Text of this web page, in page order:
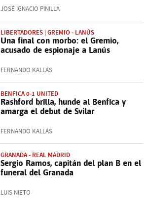
JOSÉ IGNACIO PINILLA
LIBERTADORES | GREMIO - LANÚS
Una final con morbo: el Gremio,
acusado de espionaje a Lanús
FERNANDO KALLÁS
BENFICA 0-1 UNITED
Rashford brilla, hunde al Benfica y
amarga el debut de Svilar
FERNANDO KALLÁS
GRANADA - REAL MADRID
Sergio Ramos, capitán del plan B en el
funeral del Granada
LUIS NIETO